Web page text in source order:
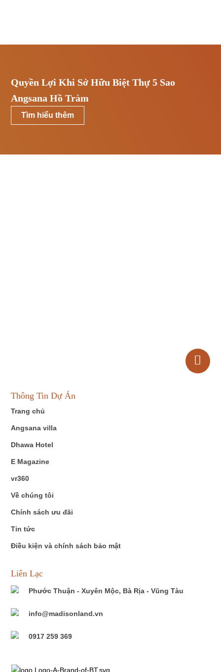
Quyền Lợi Khi Sở Hữu Biệt Thự 5 Sao
Angsana Hồ Tràm
Tìm hiểu thêm
Thông Tin Dự Án
Trang chủ
Angsana villa
Dhawa Hotel
E Magazine
vr360
Về chúng tôi
Chính sách ưu đãi
Tin tức
Điều kiện và chính sách bảo mật
Liên Lạc
Phước Thuận - Xuyên Mộc, Bà Rịa - Vũng Tàu
info@madisonland.vn
0917 259 369